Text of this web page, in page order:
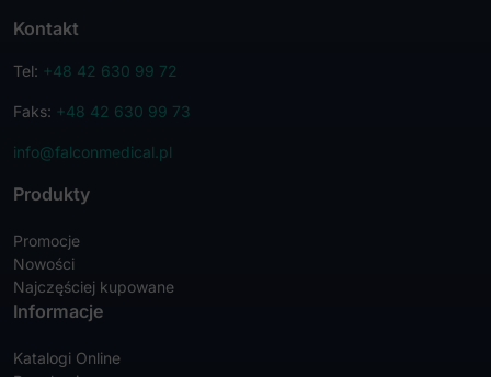
Kontakt
Tel: +48 42 630 99 72
Faks: +48 42 630 99 73
info@falconmedical.pl
Produkty
Promocje
Nowości
Najczęściej kupowane
Informacje
Katalogi Online